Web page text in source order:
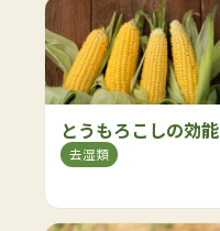
とうもろこしの効能
去湿類